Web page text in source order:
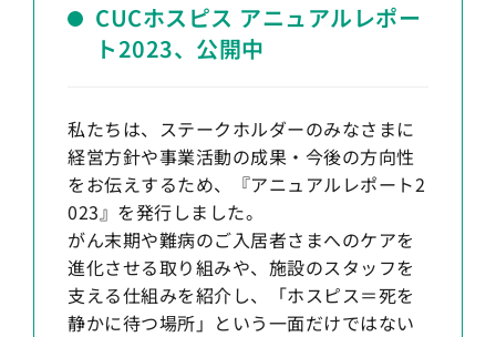
CUCホスピス アニュアルレポー
ト2023、公開中
私たちは、ステークホルダーのみなさまに
経営方針や事業活動の成果・今後の方向性
をお伝えするため、『アニュアルレポート2
023』を発行しました。
がん末期や難病のご入居者さまへのケアを
進化させる取り組みや、施設のスタッフを
支える仕組みを紹介し、「ホスピス＝死を
静かに待つ場所」という一面だけではない